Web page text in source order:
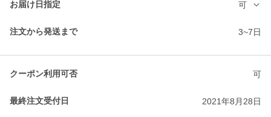
お届け日指定 可
注文から発送まで 3~7日
クーポン利用可否 可
最終注文受付日 2021年8月28日